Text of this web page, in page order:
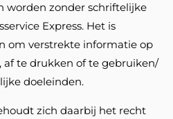
worden zonder schriftelijke
Express. Het is
om verstrekte informatie op
af te drukken of te gebruiken/
doeleinden.
zich daarbij het recht